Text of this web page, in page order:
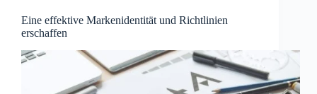
Eine effektive Markenidentität und Richtlinien
erschaffen